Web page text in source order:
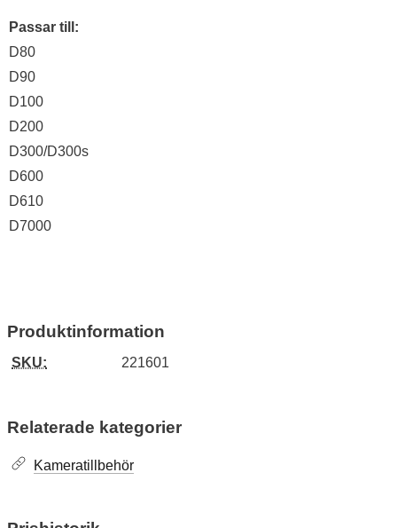
Passar till:
D80
D90
D100
D200
D300/D300s
D600
D610
D7000
Produktinformation
SKU: 221601
Relaterade kategorier
Kameratillbehör